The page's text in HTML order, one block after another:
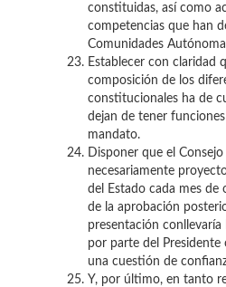
constituidas, así como
competencias que han
Comunidades
Establecer con claridad
composición de los
constitucionales ha de
dejan de tener
mandato.
Disponer que el
necesariamente
del Estado cada mes de
de la aprobación
presentación conllevaría
por parte del Presidente
una cuestión de
Y, por último, en tanto